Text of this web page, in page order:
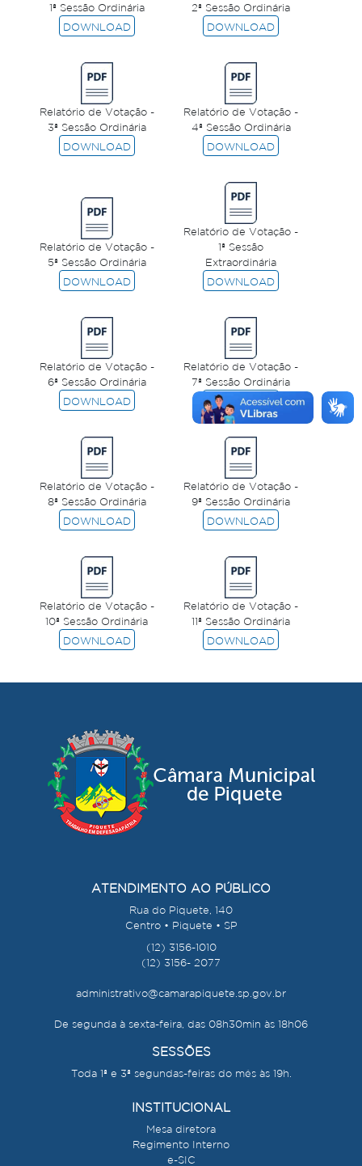
1ª Sessão Ordinária
DOWNLOAD
2ª Sessão Ordinária
DOWNLOAD
Relatório de Votação -
3ª Sessão Ordinária
DOWNLOAD
Relatório de Votação -
4ª Sessão Ordinária
DOWNLOAD
Relatório de Votação -
5ª Sessão Ordinária
DOWNLOAD
Relatório de Votação -
1ª Sessão
Extraordinária
DOWNLOAD
Relatório de Votação -
6ª Sessão Ordinária
DOWNLOAD
Relatório de Votação -
7ª Sessão Ordinária
DOWNLOAD
Relatório de Votação -
8ª Sessão Ordinária
DOWNLOAD
Relatório de Votação -
9ª Sessão Ordinária
DOWNLOAD
Relatório de Votação -
10ª Sessão Ordinária
DOWNLOAD
Relatório de Votação -
11ª Sessão Ordinária
DOWNLOAD
ATENDIMENTO AO PÚBLICO
Rua do Piquete, 140
Centro • Piquete • SP
(12) 3156-1010
(12) 3156- 2077
administrativo@camarapiquete.sp.gov.br
De segunda à sexta-feira, das 08h30min às 18h06
SESSÕES
Toda 1ª e 3ª segundas-feiras do mês às 19h.
INSTITUCIONAL
Mesa diretora
Regimento Interno
e-SIC